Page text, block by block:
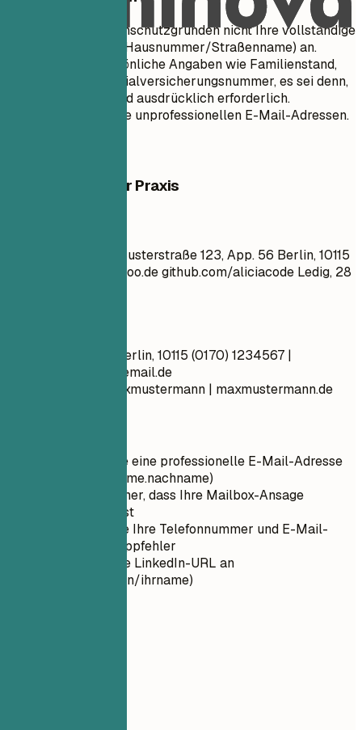
Geben Sie aus Datenschutzgründen nicht Ihre vollständige
physische Adresse (Hausnummer/Straßenname) an.
Vermeiden Sie persönliche Angaben wie Familienstand,
Alter, Foto oder Sozialversicherungsnummer, es sei denn,
dies ist in Ihrem Land ausdrücklich erforderlich.
Verwenden Sie keine unprofessionellen E-Mail-Adressen.
Beispiele aus der Praxis
Max Mustermann Musterstraße 123, App. 56 Berlin, 10115
coole_sau_99@yahoo.degithub.com/aliciacode Ledig, 28
Max Mustermann Berlin, 10115 (0170) 1234567 |
max.mustermann@email.de
linkedin.com/in/maxmustermann | maxmustermann.de
Verwenden Sie eine professionelle E-Mail-Adresse
(Format: vorname.nachname)
Stellen Sie sicher, dass Ihre Mailbox-Ansage
professionell ist
Überprüfen Sie Ihre Telefonnummer und E-Mail-
Adresse auf Tippfehler
Passen Sie Ihre LinkedIn-URL an
(linkedin.com/in/ihrname)